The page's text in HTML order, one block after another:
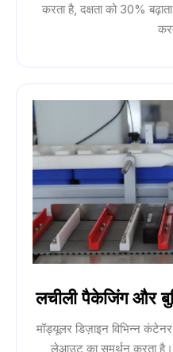
करता है, दक्षता को 30%
लचीली पैकेजिंग और
मॉड्यूलर डिज़ाइन विभिन्न
लेआउट का समर्थन करता है।